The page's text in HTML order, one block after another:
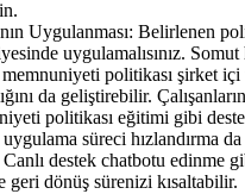
Uygulanması: Belirlenen
uygulamalısınız.
politikası şirket içi
da geliştirebilir.
politikası eğitimi gibi
süreci hızlandırma
destek chatbotu edinme
geri dönüş sürenizi kısaltabilir.